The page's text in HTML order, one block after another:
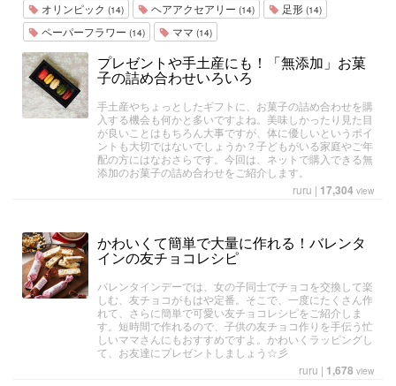
オリンピック (14) ヘアアクセアリー (14) 足形 (14)
ペーパーフラワー (14) ママ (14)
プレゼントや手土産にも！「無添加」お菓
子の詰め合わせいろいろ
手土産やちょっとしたギフトに、お菓子の詰め合わせを購
入する機会も何かと多いですよね。美味しかったり見た目
が良いことはもちろん大事ですが、体に優しいというポイ
ントも大切ではないでしょうか？子どもがいる家庭やご年
配の方にはなおさらです。今回は、ネットで購入できる無
添加のお菓子の詰め合わせをご紹介します。
ruru | 17,304 view
かわいくて簡単で大量に作れる！バレンタ
インの友チョコレシピ
バレンタインデーでは、女の子同士でチョコを交換して楽
しむ、友チョコがもはや定番。そこで、一度にたくさん作
れて、さらに簡単で可愛い友チョコレシピをご紹介しま
す。短時間で作れるので、子供の友チョコ作りを手伝う忙
しいママさんにもおすすめですよ。かわいくラッピングし
て、お友達にプレゼントしましょう☆彡
ruru | 1,678 view